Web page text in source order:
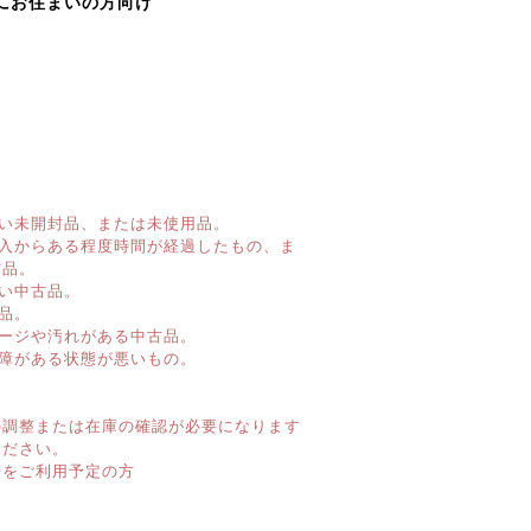
未開封品、または未使用品。
からある程度時間が経過したもの、ま
。
中古品。
。
ジや汚れがある中古品。
がある状態が悪いもの。
整または在庫の確認が必要になります
さい。
ご利用予定の方